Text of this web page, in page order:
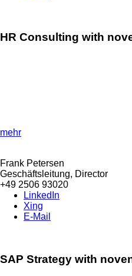
HR Consulting with
mehr
Frank Petersen
Geschäftsleitung, Director
+49 2506 93020
LinkedIn
Xing
E-Mail
SAP Strategy with